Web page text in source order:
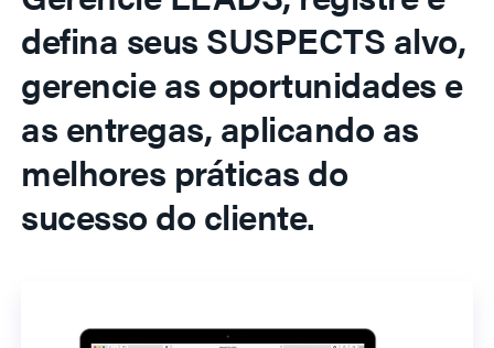
defina seus SUSPECTS alvo,
gerencie as oportunidades e
as entregas, aplicando as
melhores práticas do
sucesso do cliente.